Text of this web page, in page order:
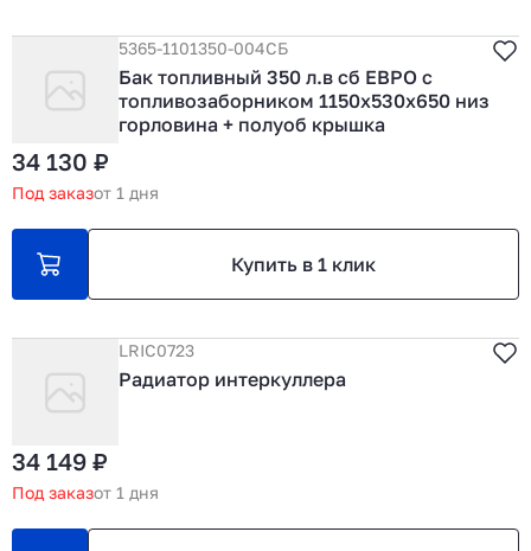
5365-1101350-004СБ
Бак топливный 350 л.в сб ЕВРО с
топливозаборником 1150х530х650 низ
горловина + полуоб крышка
34 130 ₽
Под заказот 1 дня
Купить в 1 клик
LRIC0723
Радиатор интеркуллера
34 149 ₽
Под заказот 1 дня